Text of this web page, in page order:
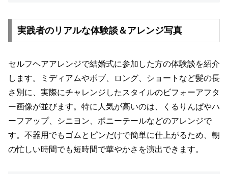
実践者のリアルな体験談＆アレンジ写真
セルフヘアアレンジで結婚式に参加した方の体験談を紹介
します。ミディアムやボブ、ロング、ショートなど髪の長
さ別に、実際にチャレンジしたスタイルのビフォーアフタ
ー画像が並びます。特に人気が高いのは、くるりんぱやハ
ーフアップ、シニヨン、ポニーテールなどのアレンジで
す。不器用でもゴムとピンだけで簡単に仕上がるため、朝
の忙しい時間でも短時間で華やかさを演出できます。